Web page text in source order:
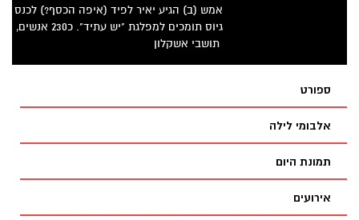
אמש (ב) הגיע יאיר לפיד (איפה הכסף?) לכנס
גיוס תומכים למפלגת "יש עתיד". כ230 אנשים,
תושבי אשקלון
ספורט
אלבומי לילה
תמונת היום
אירועים